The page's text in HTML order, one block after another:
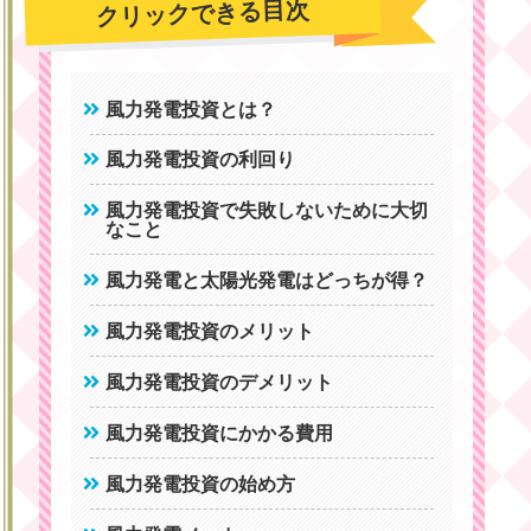
クリックできる目次
風力発電投資とは？
風力発電投資の利回り
風力発電投資で失敗しないために大切
なこと
風力発電と太陽光発電はどっちが得？
風力発電投資のメリット
風力発電投資のデメリット
風力発電投資にかかる費用
風力発電投資の始め方